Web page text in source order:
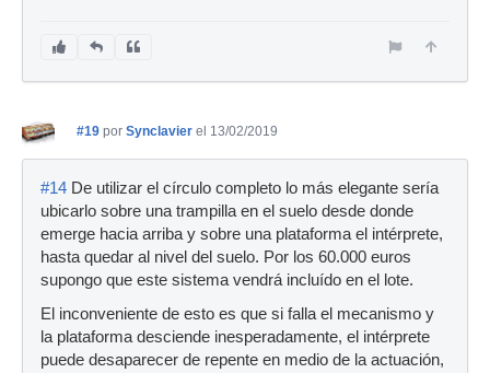
#19 por Synclavier el 13/02/2019
#14 De utilizar el círculo completo lo más elegante sería
ubicarlo sobre una trampilla en el suelo desde donde
emerge hacia arriba y sobre una plataforma el intérprete,
hasta quedar al nivel del suelo. Por los 60.000 euros
supongo que este sistema vendrá incluído en el lote.
El inconveniente de esto es que si falla el mecanismo y
la plataforma desciende inesperadamente, el intérprete
puede desaparecer de repente en medio de la actuación,